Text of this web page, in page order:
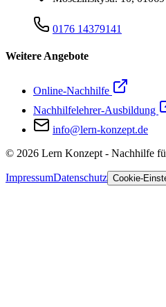
0176 14379141
Weitere Angebote
Online-Nachhilfe
Nachhilfelehrer-Ausbildung
info@lern-konzept.de
© 2026 Lern Konzept - Nachhilfe
ImpressumDatenschutz Cookie-